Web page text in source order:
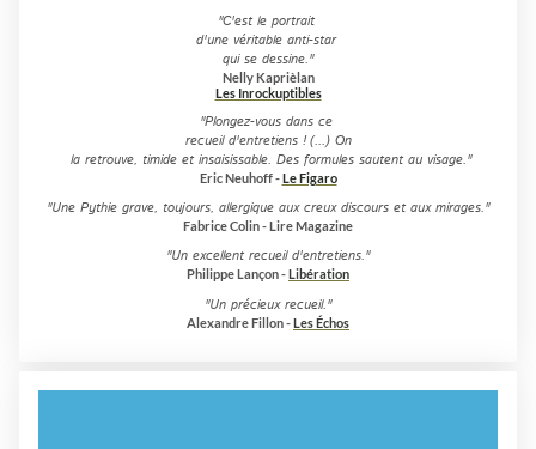
"C'est le portrait
d'une véritable anti-star
qui se dessine."
Nelly Kaprièlan
Les Inrockuptibles
"Plongez-vous dans ce
recueil d'entretiens !(...) On
la retrouve, timide et insaisissable. Des formules sautent au visage."
Eric Neuhoff -Le Figaro
"Une Pythie grave, toujours, allergique aux creux discours et aux mirages."
Fabrice Colin - Lire Magazine
"Un excellent recueil d'entretiens."
Philippe Lançon -Libération
"Un précieux recueil."
Alexandre Fillon -Les Échos